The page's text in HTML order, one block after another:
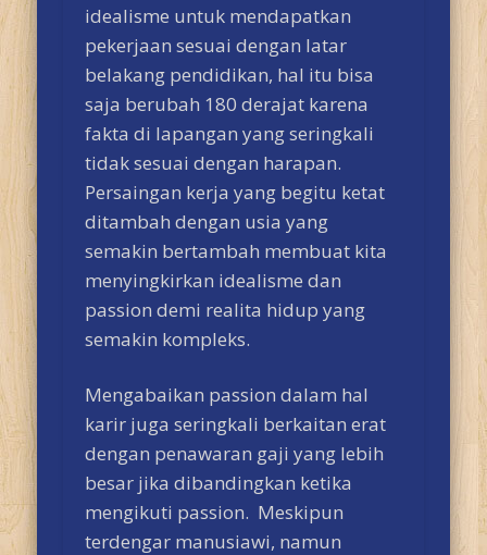
idealisme untuk mendapatkan
pekerjaan sesuai dengan latar
belakang pendidikan, hal itu bisa
saja berubah 180 derajat karena
fakta di lapangan yang seringkali
tidak sesuai dengan harapan.
Persaingan kerja yang begitu ketat
ditambah dengan usia yang
semakin bertambah membuat kita
menyingkirkan idealisme dan
passion demi realita hidup yang
semakin kompleks.
Mengabaikan passion dalam hal
karir juga seringkali berkaitan erat
dengan penawaran gaji yang lebih
besar jika dibandingkan ketika
mengikuti passion. Meskipun
terdengar manusiawi, namun